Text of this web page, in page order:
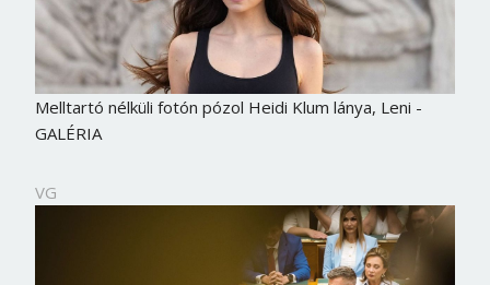
Melltartó nélküli fotón pózol Heidi Klum lánya, Leni -
GALÉRIA
VG